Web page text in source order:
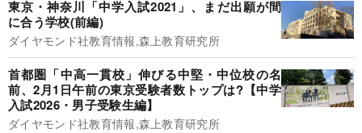
東京・神奈川「中学入試2021」、まだ出願が間
に合う学校(前編)
ダイヤモンド社教育情報,森上教育研究所
首都圏「中高一貫校」伸びる中堅・中位校の名
前、2月1日午前の東京受験者数トップは?【中学
入試2026・男子受験生編】
ダイヤモンド社教育情報,森上教育研究所